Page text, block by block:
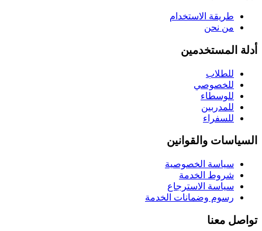
طريقة الاستخدام
من نحن
أدلة المستخدمين
للطلاب
للخصوصي
للوسطاء
للمدربين
للسفراء
السياسات والقوانين
سياسة الخصوصية
شروط الخدمة
سياسة الاسترجاع
رسوم وضمانات الخدمة
تواصل معنا